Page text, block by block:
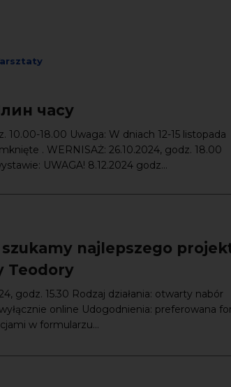
часу
10.00-18.00 Uwaga: W dniach 12-15 listopada
. WERNISAŻ: 26.10.2024, godz. 18.00
UWAGA! 8.12.2024 godz...
szukamy najlepszego
Teodory
godz. 15.30 Rodzaj działania: otwarty nabór
online Udogodnienia: preferowana
w formularzu...